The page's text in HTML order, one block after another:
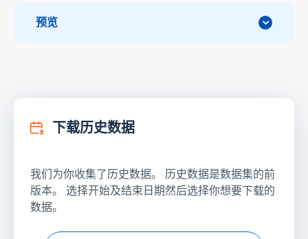
预览
下载历史数据
我们为你收集了历史数据。 历史数据是数据集的前
版本。 选择开始及结束日期然后选择你想要下载的
数据。